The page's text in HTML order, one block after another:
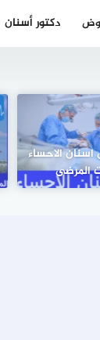
دكتور أسنان
اسنان الاحساء
المرضى